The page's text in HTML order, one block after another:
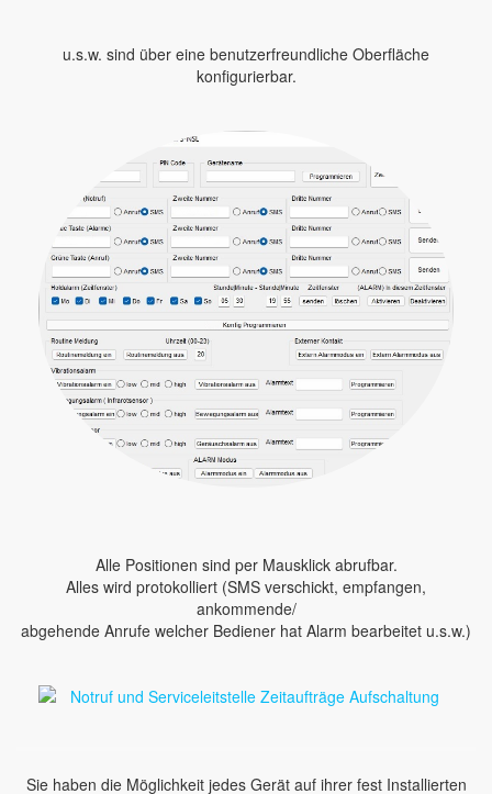
u.s.w. sind über eine benutzerfreundliche Oberfläche
konfigurierbar.
Alle Positionen sind per Mausklick abrufbar.
Alles wird protokolliert (SMS verschickt, empfangen,
ankommende/
abgehende Anrufe welcher Bediener hat Alarm bearbeitet u.s.w.)
Sie haben die Möglichkeit jedes Gerät auf ihrer fest Installierten